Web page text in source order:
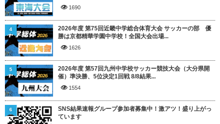
1690
2026年度 第75回近畿中学総合体育大会 サッカーの部 優
勝は京都精華学園中学校！全国大会出場...
1626
4
2026年度 第57回九州中学校サッカー競技大会（大分県開
催）準決勝、5位決定1回戦 8/8結果...
1554
5
SNS結果速報グループ参加者募集中！激アツ！盛り上がっ
ています
6